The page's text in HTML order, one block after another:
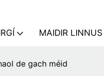
MAIDIR LINNUS
de gach méid